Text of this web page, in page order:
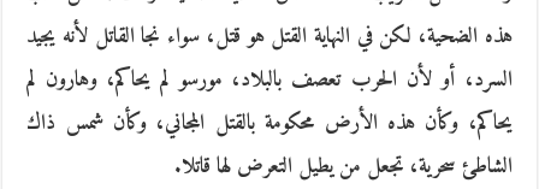
هذه الضحية، لكن في النهاية القتل هو قتل، سواء نجا القاتل لأنه يجيد
السرد، أو لأن الحرب تعصف بالبلاد، مورسو لم يحاكم، وهارون لم
يحاكم، وكأن هذه الأرض محكومة بالقتل المجاني، وكأن شمس ذاك
الشاطئ سحرية، تجعل من يطيل التعرض لها قاتلا.